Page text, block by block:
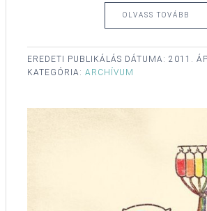
OLVASS TOVÁBB
EREDETI PUBLIKÁLÁS DÁTUMA: 2011.
KATEGÓRIA: ARCHÍVUM